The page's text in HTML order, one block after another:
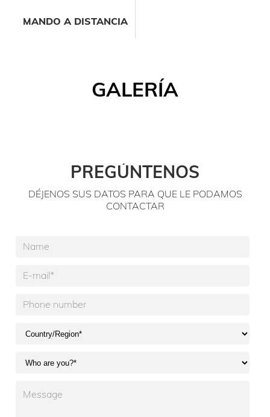
MANDO A DISTANCIA
GALERÍA
PREGÚNTENOS
DÉJENOS SUS DATOS PARA QUE LE PODAMOS
CONTACTAR